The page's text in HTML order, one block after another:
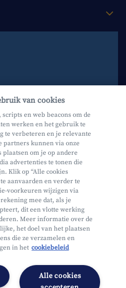
van CDZ
van cookies
en web beacons om de
werken en het gebruik te
te verbeteren en je relevante
partners kunnen via onze
om je op andere
advertenties te tonen die
Klik op “Alle cookies
aanvaarden en verder te
voorkeuren wijzigen via
mee dat, als je
dit een vlotte werking
Meer informatie over de
het doel van het plaatsen
die ze verzamelen en
in het cookiebeleid
Alle cookies